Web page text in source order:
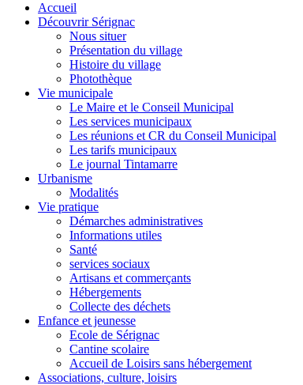
Accueil
Découvrir Sérignac
Nous situer
Présentation du village
Histoire du village
Photothèque
Vie municipale
Le Maire et le Conseil Municipal
Les services municipaux
Les réunions et CR du Conseil Municipal
Les tarifs municipaux
Le journal Tintamarre
Urbanisme
Modalités
Vie pratique
Démarches administratives
Informations utiles
Santé
services sociaux
Artisans et commerçants
Hébergements
Collecte des déchets
Enfance et jeunesse
Ecole de Sérignac
Cantine scolaire
Accueil de Loisirs sans hébergement
Associations, culture, loisirs